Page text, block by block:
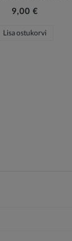
9,00 €
Lisa ostukorvi